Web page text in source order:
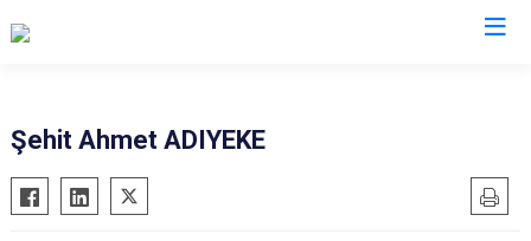
Şehit Ahmet ADIYEKE